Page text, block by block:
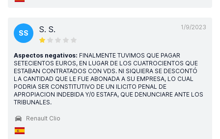
1/9/2023
SS S. S.
Aspectos negativos: FINALMENTE TUVIMOS QUE PAGAR
SETECIENTOS EUROS, EN LUGAR DE LOS CUATROCIENTOS QUE
ESTABAN CONTRATADOS CON VDS. NI SIQUIERA SE DESCONTÓ
LA CANTIDAD QUE LE FUE ABONADA A SU EMPRESA, LO CUAL
PODRIA SER CONSTITUTIVO DE UN ILICITO PENAL DE
APROPIACION INDEBIDA Y/0 ESTAFA, QUE DENUNCIARE ANTE LOS
TRIBUNALES.
Renault Clio